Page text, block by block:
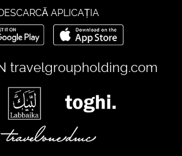
APLICAȚIA
travelgroupholding.com